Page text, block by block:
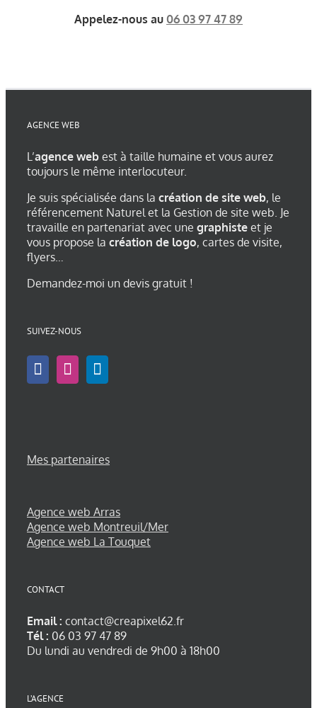
Appelez-nous au 06 03 97 47 89
AGENCE WEB
L’agence web est à taille humaine et vous aurez
toujours le même interlocuteur.
Je suis spécialisée dans la création de site web, le
référencement Naturel et la Gestion de site web. Je
travaille en partenariat avec une graphiste et je
vous propose la création de logo, cartes de visite,
flyers…
Demandez-moi un devis gratuit !
SUIVEZ-NOUS
Mes partenaires
Agence web Arras
Agence web Montreuil/Mer
Agence web La Touquet
CONTACT
Email : contact@creapixel62.fr
Tél : 06 03 97 47 89
Du lundi au vendredi de 9h00 à 18h00
L’AGENCE